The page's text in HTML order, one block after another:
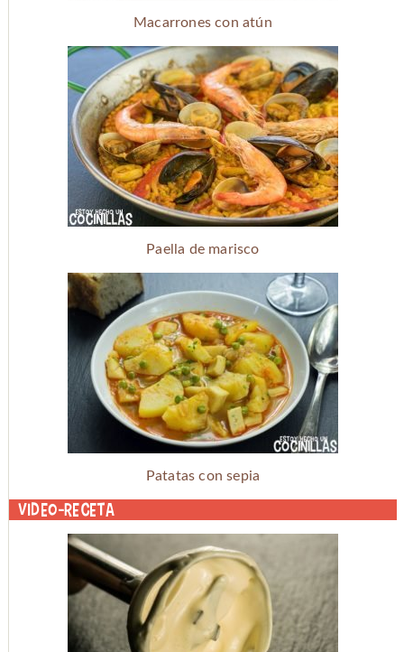
Macarrones con atún
Paella de marisco
Patatas con sepia
Video-receta